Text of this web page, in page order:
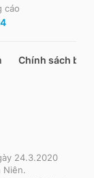
cáo
Chính sách bảo
24.3.2020